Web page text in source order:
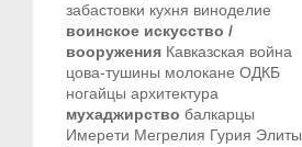
забастовки кухня виноделие
воинское искусство /
вооружения Кавказская война
цова-тушины молокане ОДКБ
ногайцы архитектура
мухаджирство балкарцы
Имерети Мегрелия Гурия Элиты